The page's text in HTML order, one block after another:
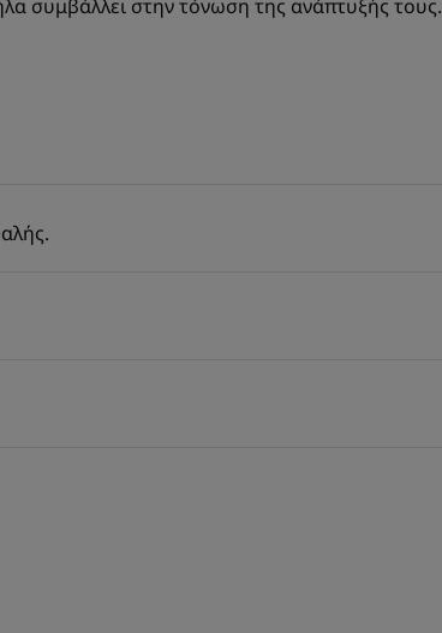
συμβάλλει στην τόνωση της ανάπτυξής τους.